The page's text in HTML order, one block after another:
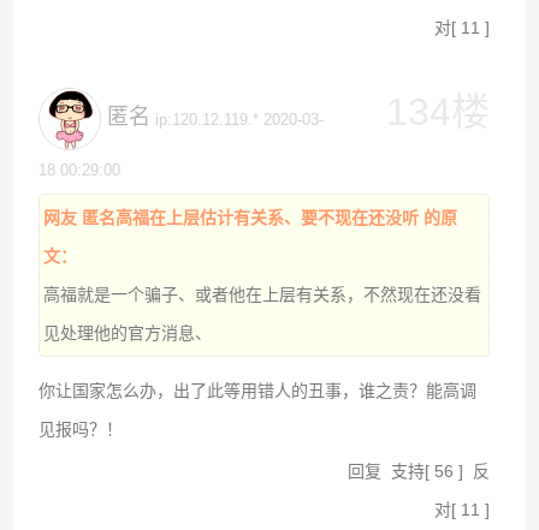
对[ 11]
匿名 ip:120.12.119.* 2020-03-
18 00:29:00
网友 匿名高福在上层估计有关系、要不现在还没听 的原
文：
高福就是一个骗子、或者他在上层有关系，不然现在还没看
见处理他的官方消息、
你让国家怎么办，出了此等用错人的丑事，谁之责？能高调
见报吗？！
回复 支持[ 56]
反
对[ 11]